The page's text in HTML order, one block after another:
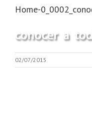
Home-
02/07/2015